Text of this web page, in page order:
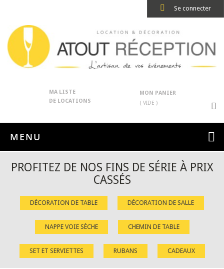
Se connecter
MA LISTE
DE LOCATIONS
MON PANIER
( VIDE )
MENU
PROFITEZ DE NOS FINS DE SÉRIE À PRIX
CASSÉS
DÉCORATION DE TABLE DÉCORATION DE SALLE
NAPPE VOIE SÈCHE CHEMIN DE TABLE
SET ET SERVIETTES RUBANS CADEAUX